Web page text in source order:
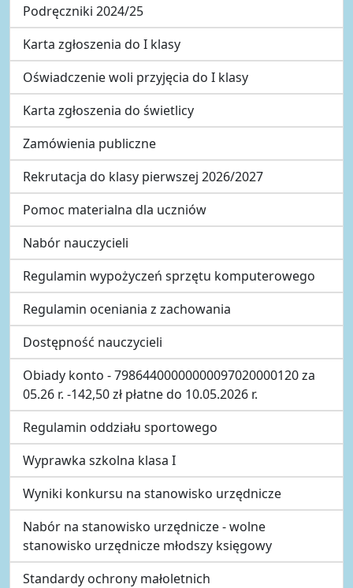
Podręczniki 2024/25
Karta zgłoszenia do I klasy
Oświadczenie woli przyjęcia do I klasy
Karta zgłoszenia do świetlicy
Zamówienia publiczne
Rekrutacja do klasy pierwszej 2026/2027
Pomoc materialna dla uczniów
Nabór nauczycieli
Regulamin wypożyczeń sprzętu komputerowego
Regulamin oceniania z zachowania
Dostępność nauczycieli
Obiady konto - 79864400000000097020000120 za
05.26 r. -142,50 zł płatne do 10.05.2026 r.
Regulamin oddziału sportowego
Wyprawka szkolna klasa I
Wyniki konkursu na stanowisko urzędnicze
Nabór na stanowisko urzędnicze - wolne
stanowisko urzędnicze młodszy księgowy
Standardy ochrony małoletnich